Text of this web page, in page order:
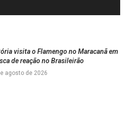
visita o Flamengo no Maracanã em
de reação no Brasileirão
agosto de 2026